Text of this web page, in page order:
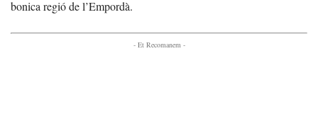
bonica regió de l’Empordà.
- Et Recomanem -